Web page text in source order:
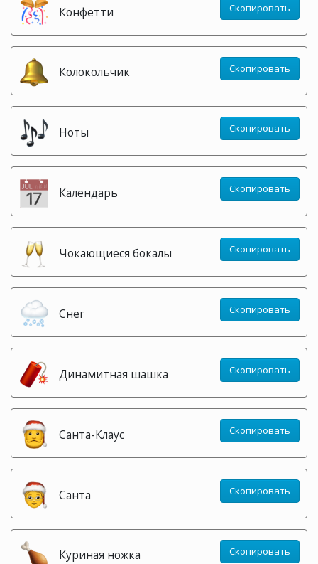
Конфетти Скопировать
Колокольчик Скопировать
Ноты Скопировать
Календарь Скопировать
Чокающиеся бокалы Скопировать
Снег Скопировать
Динамитная шашка Скопировать
Санта-Клаус Скопировать
Санта Скопировать
Куриная ножка Скопировать